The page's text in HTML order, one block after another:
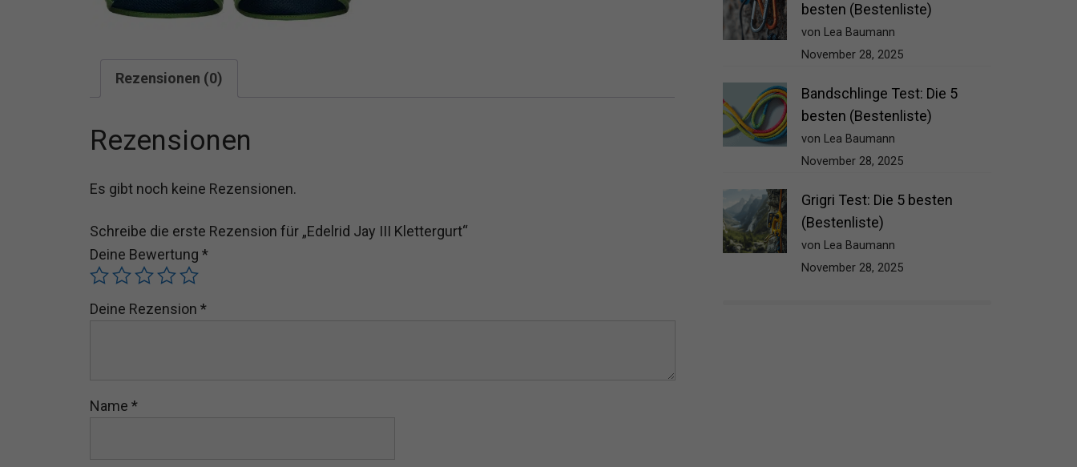
Rezensionen (0)
Rezensionen
Es gibt noch keine Rezensionen.
Schreibe die erste Rezension für „Edelrid Jay III Klettergurt“
Deine Bewertung *
Deine Rezension *
Name *
besten (Bestenliste)
von Lea Baumann
November 28, 2025
Bandschlinge Test: Die 5
besten (Bestenliste)
von Lea Baumann
November 28, 2025
Grigri Test: Die 5 besten
(Bestenliste)
von Lea Baumann
November 28, 2025